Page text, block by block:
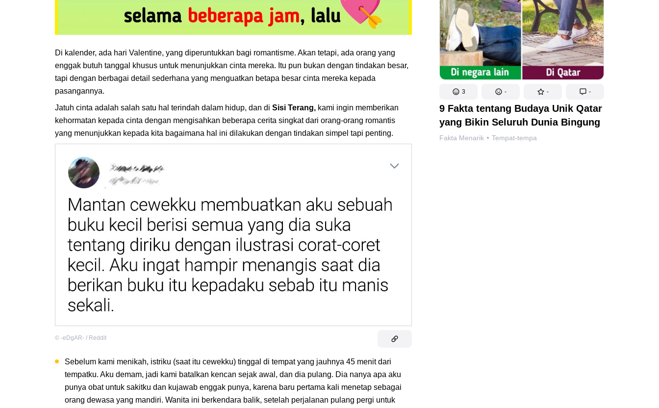
3 - - -
9 Fakta tentang Budaya Unik Qatar
yang Bikin Seluruh Dunia Bingung
Fakta Menarik Tempat-tempa
Di kalender, ada hari Valentine, yang diperuntukkan bagi romantisme. Akan tetapi, ada orang yang
enggak butuh tanggal khusus untuk menunjukkan cinta mereka. Itu pun bukan dengan tindakan besar,
tapi dengan berbagai detail sederhana yang menguatkan betapa besar cinta mereka kepada
pasangannya.
Jatuh cinta adalah salah satu hal terindah dalam hidup, dan di Sisi Terang, kami ingin memberikan
kehormatan kepada cinta dengan mengisahkan beberapa cerita singkat dari orang-orang romantis
yang menunjukkan kepada kita bagaimana hal ini dilakukan dengan tindakan simpel tapi penting.
© -eDgAR- / Reddit
Sebelum kami menikah, istriku (saat itu cewekku) tinggal di tempat yang jauhnya 45 menit dari
tempatku. Aku demam, jadi kami batalkan kencan sejak awal, dan dia pulang. Dia nanya apa aku
punya obat untuk sakitku dan kujawab enggak punya, karena baru pertama kali menetap sebagai
orang dewasa yang mandiri. Wanita ini berkendara balik, setelah perjalanan pulang pergi untuk